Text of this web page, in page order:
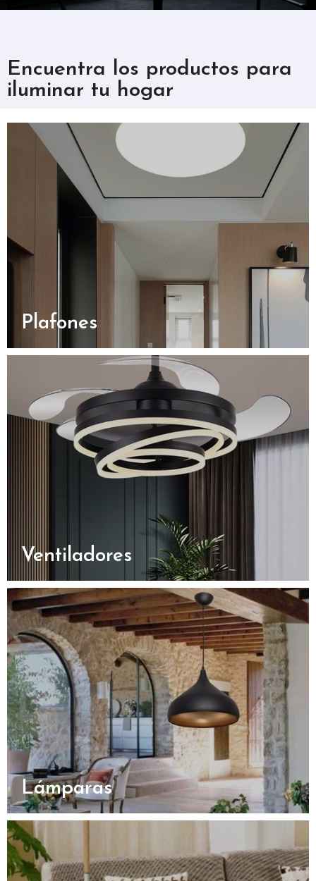
Encuentra los productos para
iluminar tu hogar
Plafones
Ventiladores
Lámparas